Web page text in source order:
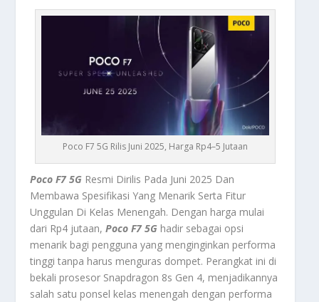
Poco F7 5G Rilis Juni 2025, Harga Rp4–5 Jutaan
Poco F7 5G Resmi Dirilis Pada Juni 2025 Dan
Membawa Spesifikasi Yang Menarik Serta Fitur
Unggulan Di Kelas Menengah. Dengan harga mulai
dari Rp4 jutaan,Poco F7 5G hadir sebagai opsi
menarik bagi pengguna yang menginginkan performa
tinggi tanpa harus menguras dompet. Perangkat ini di
bekali prosesor Snapdragon 8s Gen 4, menjadikannya
salah satu ponsel kelas menengah dengan performa